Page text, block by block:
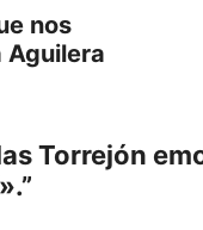
nos
Aguilera
Torrejón
”